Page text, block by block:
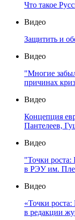
Что такое
Видео
Защитить и
Видео
"Многие
причинах
Видео
Концепция
Пантелеев,
Видео
"Точки роста:
в РЭУ им.
Видео
«Точки роста:
в редакции